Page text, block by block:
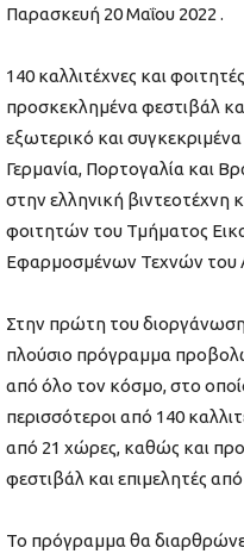
Παρασκευή 20 Μαΐου 2022 .
140 καλλιτέχνες και
προσκεκλημένα φεστιβάλ
εξωτερικό και
Γερμανία, Πορτογαλία και
στην ελληνική βιντεοτέχνη
φοιτητών του Τμήματος
Εφαρμοσμένων Τεχνών του
Στην πρώτη του διοργάνωση
πλούσιο πρόγραμμα
από όλο τον κόσμο, στο
περισσότεροι από 140
από 21 χώρες, καθώς και
φεστιβάλ και επιμελητές
Το πρόγραμμα θα